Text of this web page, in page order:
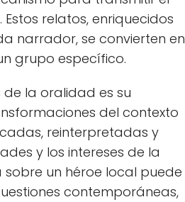
relatos, enriquecidos
narrador, se convierten en
grupo específico.
la oralidad es su
del contexto
reinterpretadas y
y los intereses de la
un héroe local puede
contemporáneas,